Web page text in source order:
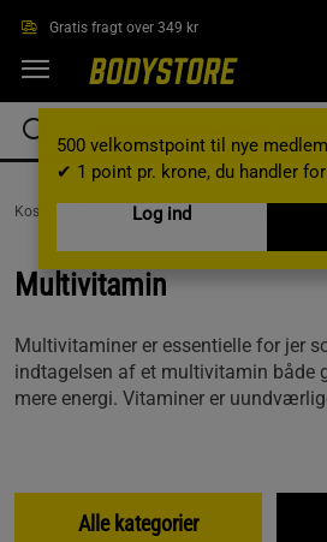
Gratis fragt over 349 kr
500 velkomstpoint til nye
✔ 1 point pr. krone, du handler for
Log ind
Kosttilskud / Vitaminer og mineraler /
Multivitamin
Multivitaminer er essentielle for jer
indtagelsen af et multivitamin både
mere energi. Vitaminer er
Alle kategorier